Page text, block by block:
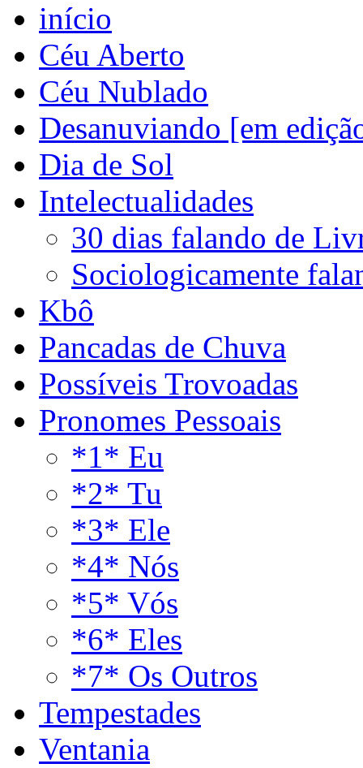
início
Céu Aberto
Céu Nublado
Desanuviando [em
Dia de Sol
Intelectualidades
30 dias falando de
Sociologicamente
Kbô
Pancadas de Chuva
Possíveis Trovoadas
Pronomes Pessoais
*1* Eu
*2* Tu
*3* Ele
*4* Nós
*5* Vós
*6* Eles
*7* Os Outros
Tempestades
Ventania